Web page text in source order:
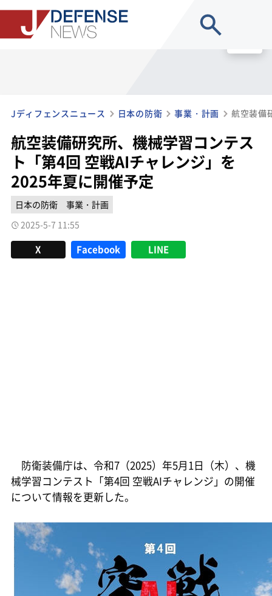
Jディフェンスニュース 日本の防衛 事業・計画
航空装備研究所、機械学習コンテス
ト「第4回 空戦AIチャレンジ」を
2025年夏に開催予定
日本の防衛
事業・計画
2025-5-7 11:55
X Facebook LINE
防衛装備庁は、令和7（2025）年5月1日（木）、機
械学習コンテスト「第4回 空戦AIチャレンジ」の開催
について情報を更新した。